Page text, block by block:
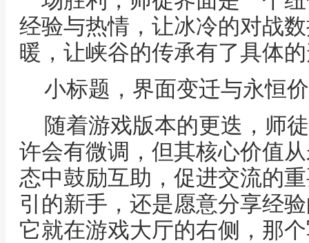
经验与热情，让冰冷的对战
暖，让峡谷的传承有了具体
小标题，界面变迁与永恒
随着游戏版本的更迭，师
许会有微调，但其核心价值
态中鼓励互助，促进交流的
引的新手，还是愿意分享经
它就在游戏大厅的右侧，那